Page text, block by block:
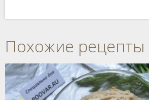
Похожие рецепты